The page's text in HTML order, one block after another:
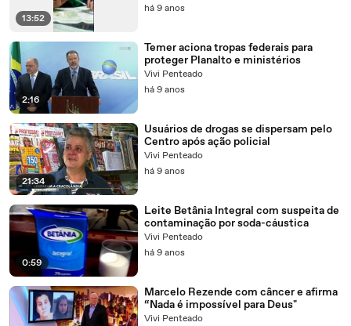
13:52
há 9 anos
2:16
Temer aciona tropas federais para
proteger Planalto e ministérios
Vivi Penteado
há 9 anos
21:34
Usuários de drogas se dispersam pelo
Centro após ação policial
Vivi Penteado
há 9 anos
0:59
Leite Betânia Integral com suspeita de
contaminação por soda-cáustica
Vivi Penteado
há 9 anos
Marcelo Rezende com câncer e afirma
“Nada é impossível para Deus"
Vivi Penteado